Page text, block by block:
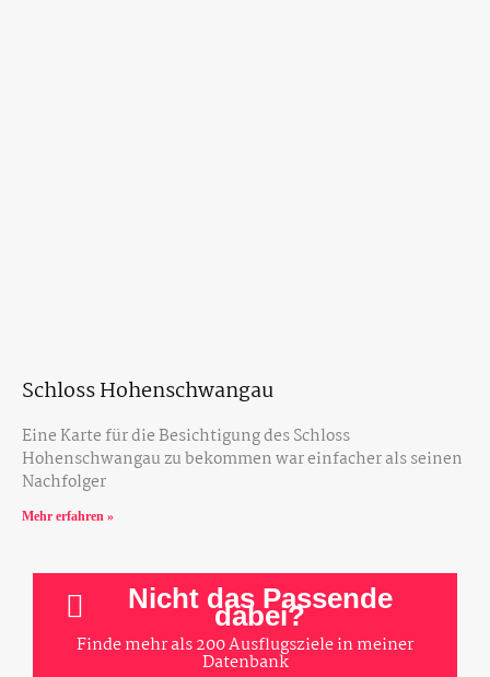
Schloss Hohenschwangau
Eine Karte für die Besichtigung des Schloss
Hohenschwangau zu bekommen war einfacher als seinen
Nachfolger
Mehr erfahren »
Nicht das Passende
dabei?
Finde mehr als 200 Ausflugsziele in meiner
Datenbank